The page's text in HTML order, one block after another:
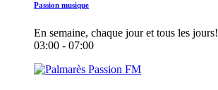
Passion musique
En semaine, chaque jour et tous les jours!
03:00 - 07:00